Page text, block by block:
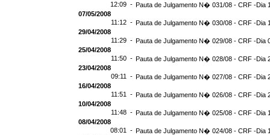
12:09 - Pauta de Julgamento N� 031/08 - CRF -Dia
07/05/2008
11:12 - Pauta de Julgamento N� 030/08 - CRF -Dia
29/04/2008
11:29 - Pauta de Julgamento N� 029/08 - CRF -Dia
25/04/2008
11:50 - Pauta de Julgamento N� 028/08 - CRF -Dia
23/04/2008
09:11 - Pauta de Julgamento N� 027/08 - CRF -Dia
16/04/2008
11:51 - Pauta de Julgamento N� 026/08 - CRF -Dia
10/04/2008
11:48 - Pauta de Julgamento N� 025/08 - CRF -Dia
08/04/2008
08:01 - Pauta de Julgamento N� 024/08 - CRF -Dia